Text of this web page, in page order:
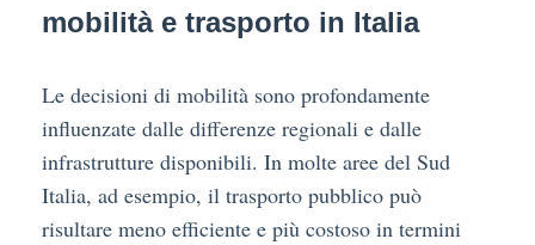
mobilità e trasporto in Italia
Le decisioni di mobilità sono profondamente
influenzate dalle differenze regionali e dalle
infrastrutture disponibili. In molte aree del Sud
Italia, ad esempio, il trasporto pubblico può
risultare meno efficiente e più costoso in termini